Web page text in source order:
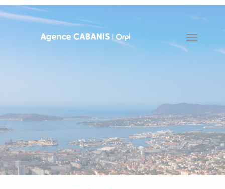
Toggle